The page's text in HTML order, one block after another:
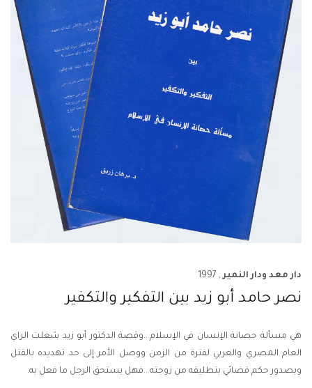
دار معد ودار النمير , 1997
نصر حامد أبو زيد بين التفكير والتكفير
هي مسألة حصانة الإنسان في الإسلام...وقصة الدكتور أبو زيد شغلت الراي
العام المصري والعربي لفترة من الزمن ووصل الأمر إلى حد تهديده بالقتل
وبصدور حكم قضائي بتطليقه من زوجته...فهل يستحق الرجل ما فعل به.